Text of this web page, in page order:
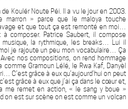
de Koulér Noute Péi. Il a vu le jour en 2003.
marron » parce que le maloya touche
et que tout ça est remonté en moi…
composer. Patrice Saubert, il compose
la rythmique, les breaks… Lui il
je rajoute un peu mon vocabulaire… Ça
nos compositions, on rend hommage
Gramoun Lélé, le Rwa Kaf, Danyèl
C’est grâce à eux qu’aujourd’hui on peut
grâce à eux que j’ai ça dans le cœur et,
me remet en action, « le sang y boue »
on est sur scène on est comme un volcan